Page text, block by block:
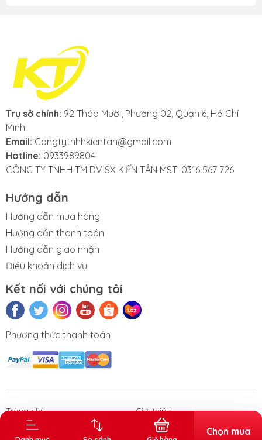
nghiệp
Chọn mua
Trụ sở chính: 92 Tháp Mười, Phường 02, Quận 6, Hồ Chí
Minh
Email: Congtytnhhkientan@gmail.com
Hotline: 0933989804
CÔNG TY TNHH TM DV SX KIẾN TÂN MST: 0316 567 726
Hướng dẫn
Hướng dẫn mua hàng
Hướng dẫn thanh toán
Hướng dẫn giao nhận
Điều khoản dịch vụ
Kết nối với chúng tôi
Phương thức thanh toán
Trang chủ
Giới thiệu
Sản phẩm